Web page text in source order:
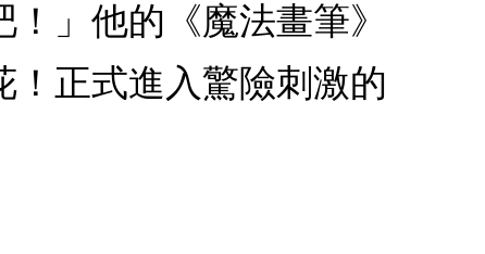
」他的《魔法畫筆》
正式進入驚險刺激的